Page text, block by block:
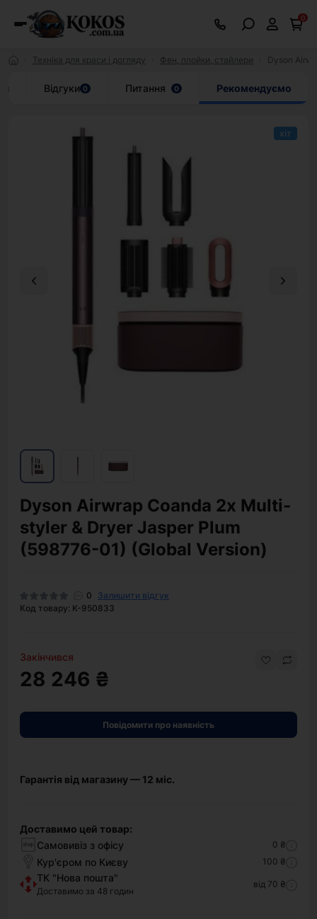
0
Техніка для краси і догляду Фен, плойки, стайлери Dyson
Відгуки 0 Питання 0 Рекомендуємо
хіт
Dyson Airwrap Coanda 2x Multi-
styler & Dryer Jasper Plum
(598776-01) (Global Version)
0
Залишити відгук
Код товару: K-950833
Закінчився
28 246 ₴
Повідомити про наявність
Гарантія від магазину — 12 міс.
Доставимо цей товар:
Самовивіз з офісу
0 ₴
Кур'єром по Києву 100 ₴
ТК "Нова пошта"
Доставимо за 48 годин
від 70 ₴